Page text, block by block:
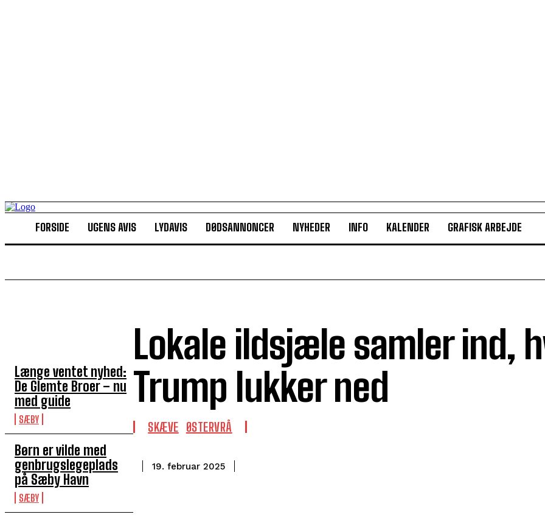
FORSIDE UGENS AVIS LYDAVIS DØDSANNONCER NYHEDER INFO KALENDER GRAFISK ARBEJDE
Længe ventet nyhed:
De Glemte Broer – nu
med guide
SÆBY
Børn er vilde med
genbrugslegeplads
på Sæby Havn
SÆBY
Lokale ildsjæle samler ind,
Trump lukker ned
SKÆVE ØSTERVRÅ
19. februar 2025